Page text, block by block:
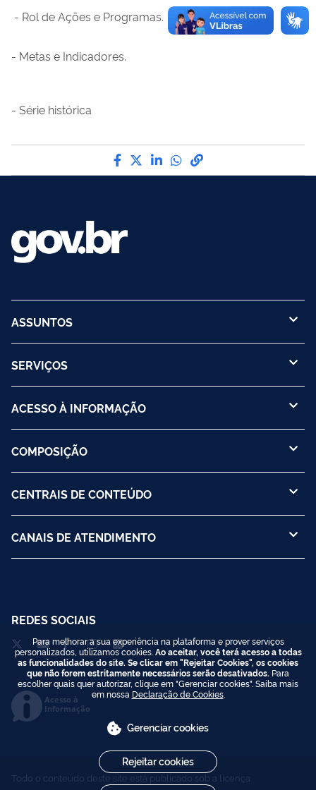
- Rol de Ações e Programas.
- Metas e Indicadores.
- Série histórica
Compartilhe por Facebook
Compartilhe por Twitter
Compartilhe por
Compartilhe por
link para Copiar
ASSUNTOS
SERVIÇOS
ACESSO À INFORMAÇÃO
COMPOSIÇÃO
CENTRAIS DE CONTEÚDO
CANAIS DE ATENDIMENTO
REDES SOCIAIS
Acesso à
Informação
Todo o conteúdo deste site está publicado sob a licença
Para melhorar a sua experiência na plataforma e prover serviços
personalizados, utilizamos cookies. Ao aceitar, você terá acesso a todas
as funcionalidades do site. Se clicar em "Rejeitar Cookies", os cookies
que não forem estritamente necessários serão desativados. Para
escolher quais quer autorizar, clique em "Gerenciar cookies". Saiba mais
em nossa Declaração de Cookies.
Gerenciar cookies
Rejeitar cookies